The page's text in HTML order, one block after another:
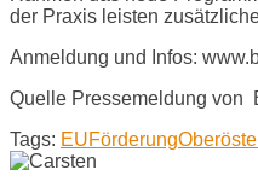
der Praxis leisten
Anmeldung und Infos:
Quelle Pressemeldung von
Tags: EUFörderung